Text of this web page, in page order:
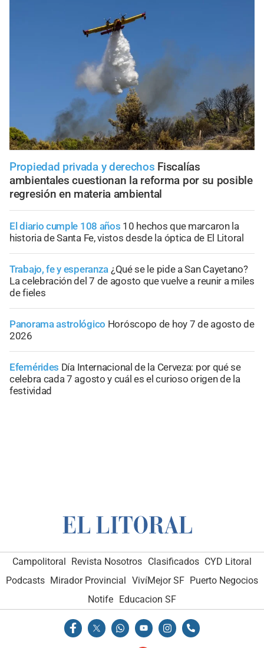
Propiedad privada y derechos Fiscalías
ambientales cuestionan la reforma por su posible
regresión en materia ambiental
El diario cumple 108 años 10 hechos que marcaron la
historia de Santa Fe, vistos desde la óptica de El Litoral
Trabajo, fe y esperanza ¿Qué se le pide a San Cayetano?
La celebración del 7 de agosto que vuelve a reunir a miles
de fieles
Panorama astrológico Horóscopo de hoy 7 de agosto de
2026
Efemérides Día Internacional de la Cerveza: por qué se
celebra cada 7 agosto y cuál es el curioso origen de la
festividad
Campolitoral Revista Nosotros Clasificados CYD Litoral
Podcasts Mirador Provincial VivíMejor SF Puerto Negocios
Notife Educacion SF